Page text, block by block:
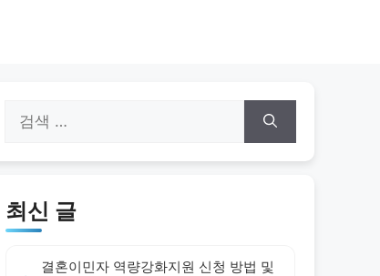
색:
최신 글
결혼이민자 역량강화지원 신청 방법 및